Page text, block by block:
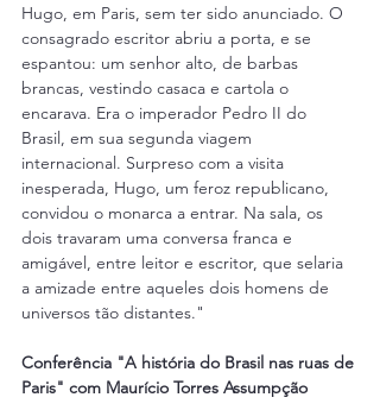
Hugo, em Paris, sem ter sido anunciado. O
consagrado escritor abriu a porta, e se
espantou: um senhor alto, de barbas
brancas, vestindo casaca e cartola o
encarava. Era o imperador Pedro II do
Brasil, em sua segunda viagem
internacional. Surpreso com a visita
inesperada, Hugo, um feroz republicano,
convidou o monarca a entrar. Na sala, os
dois travaram uma conversa franca e
amigável, entre leitor e escritor, que selaria
a amizade entre aqueles dois homens de
universos tão distantes."
Conferência "A história do Brasil nas ruas de
Paris" com Maurício Torres Assumpção